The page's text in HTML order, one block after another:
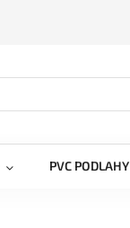
PVC PODLAHY